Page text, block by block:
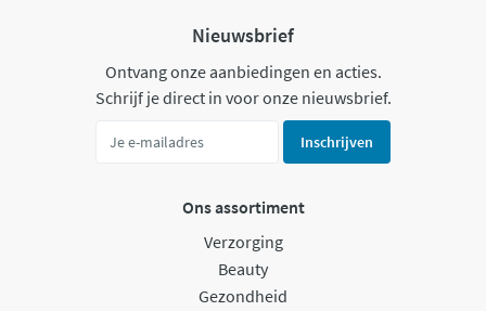
Nieuwsbrief
Ontvang onze aanbiedingen en acties.
Schrijf je direct in voor onze nieuwsbrief.
Inschrijven
Ons assortiment
Verzorging
Beauty
Gezondheid